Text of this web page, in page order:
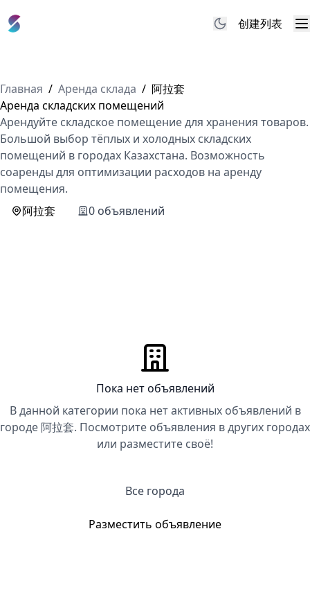
创建列表
Главная / Аренда склада / 阿拉套
Аренда складских помещений
Арендуйте складское помещение для хранения товаров.
Большой выбор тёплых и холодных складских
помещений в городах Казахстана. Возможность
соаренды для оптимизации расходов на аренду
помещения.
阿拉套
0 объявлений
Пока нет объявлений
В данной категории пока нет активных объявлений в
городе 阿拉套. Посмотрите объявления в других городах
или разместите своё!
Все города
Разместить объявление